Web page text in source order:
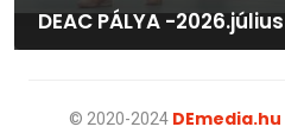
DEAC PÁLYA -2026.július
© 2020-2024 DEmedia.hu